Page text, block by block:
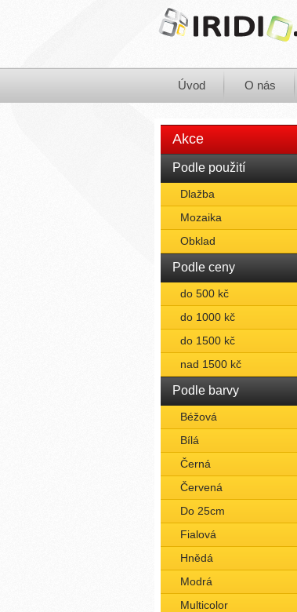
Úvod O nás
Akce
Podle použití
Dlažba
Mozaika
Obklad
Podle ceny
do 500 kč
do 1000 kč
do 1500 kč
nad 1500 kč
Podle barvy
Béžová
Bílá
Černá
Červená
Do 25cm
Fialová
Hnědá
Modrá
Multicolor